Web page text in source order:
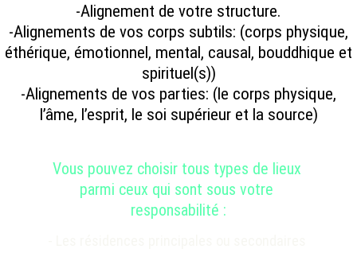
-Alignement de votre structure.
-Alignements de vos corps subtils: (corps physique,
éthérique, émotionnel, mental, causal, bouddhique et
spirituel(s))
-Alignements de vos parties: (le corps physique,
l’âme, l’esprit, le soi supérieur et la source)
Vous pouvez choisir tous types de lieux
parmi ceux qui sont sous votre
responsabilité :